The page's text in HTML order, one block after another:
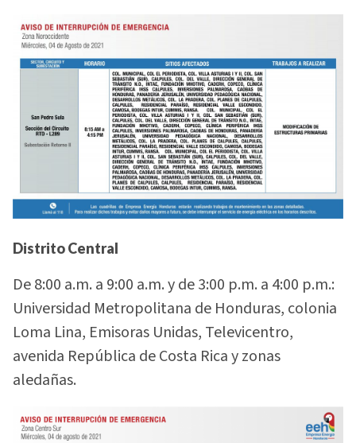
Distrito Central
De 8:00 a.m. a 9:00 a.m. y de 3:00 p.m. a 4:00 p.m.:
Universidad Metropolitana de Honduras, colonia
Loma Lina, Emisoras Unidas, Televicentro,
avenida República de Costa Rica y zonas
aledañas.